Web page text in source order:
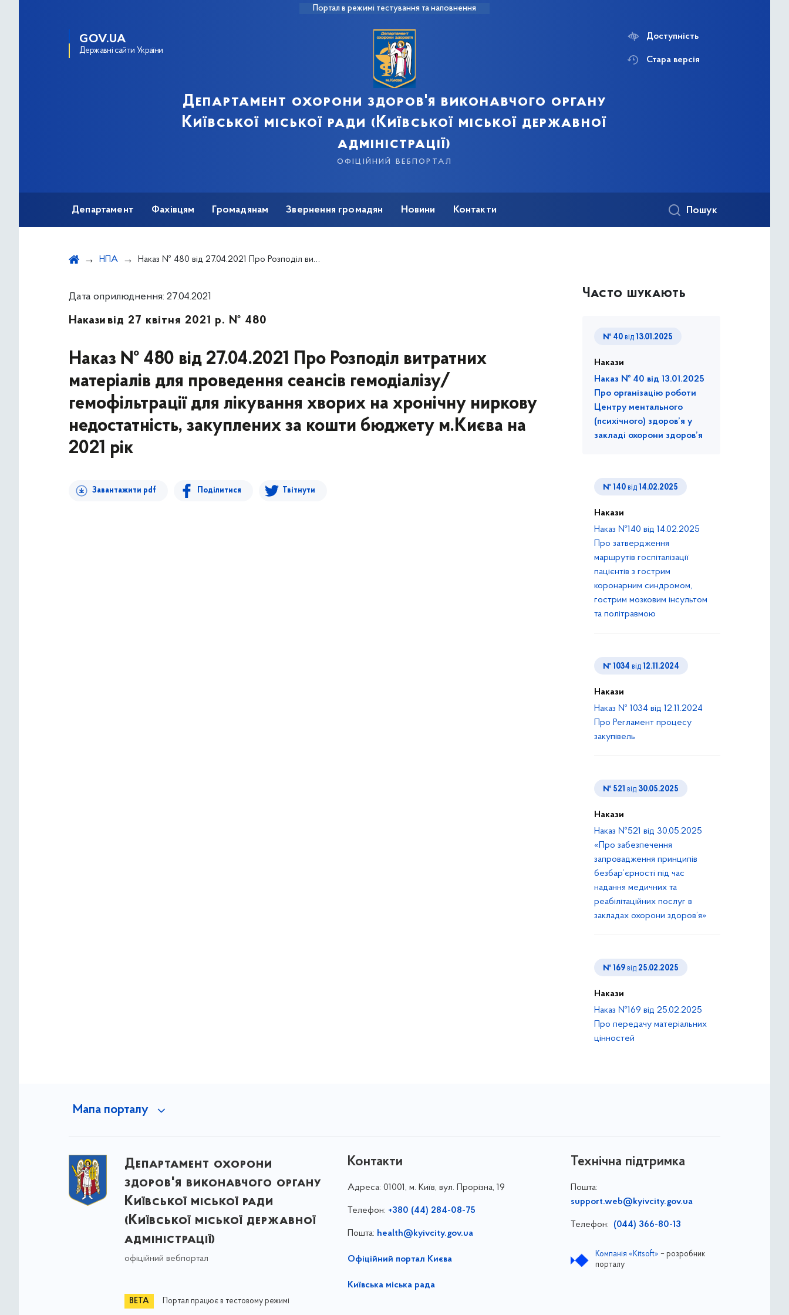
Портал в режимі тестування та наповнення
GOV.UA
Державні сайти України
Департамент охорони здоров'я виконавчого органу
Київської міської ради (Київської міської державної
адміністрації)
офіційний вебпортал
Доступність
Стара версія
Департамент Фахівцям Громадянам Звернення громадян Новини Контакти Пошук
НПА Наказ № 480 від 27.04.2021 Про Розподіл витратних матеріалів для проведення сеансів гемодіалізу/гемофільтрації для лікування хворих на хронічну ниркову недостатність, закуплених за кошти бюджету м.Києва на 2021 рік
Дата оприлюднення: 27.04.2021
Накази від 27 квітня 2021 р. № 480
Наказ № 480 від 27.04.2021 Про Розподіл витратних
матеріалів для проведення сеансів гемодіалізу/
гемофільтрації для лікування хворих на хронічну ниркову
недостатність, закуплених за кошти бюджету м.Києва на
2021 рік
Завантажити pdf Поділитися Твітнути
Часто шукають
№ 40 від 13.01.2025
Накази
Наказ № 40 від 13.01.2025
Про організацію роботи
Центру ментального
(психічного) здоров’я у
закладі охорони здоров’я
№ 140 від 14.02.2025
Накази
Наказ №140 від 14.02.2025
Про затвердження
маршрутів госпіталізації
пацієнтів з гострим
коронарним синдромом,
гострим мозковим інсультом
та політравмою
№ 1034 від 12.11.2024
Накази
Наказ № 1034 від 12.11.2024
Про Регламент процесу
закупівель
№ 521 від 30.05.2025
Накази
Наказ №521 від 30.05.2025
«Про забезпечення
запровадження принципів
безбар’єрності під час
надання медичних та
реабілітаційних послуг в
закладах охорони здоров’я»
№ 169 від 25.02.2025
Накази
Наказ №169 від 25.02.2025
Про передачу матеріальних
цінностей
Мапа порталу
Департамент охорони
здоров'я виконавчого органу
Київської міської ради
(Київської міської державної
адміністрації)
офіційний вебпортал
Портал працює в тестовому режимі
Контакти
Адреса: 01001, м. Київ, вул. Прорізна, 19
Телефон: +380 (44) 284-08-75
Пошта: health@kyivcity.gov.ua
Офіційний портал Києва
Київська міська рада
Технічна підтримка
Пошта:
support.web@kyivcity.gov.ua
Телефон: (044) 366-80-13
Компанія «Kitsoft» – розробник
порталу